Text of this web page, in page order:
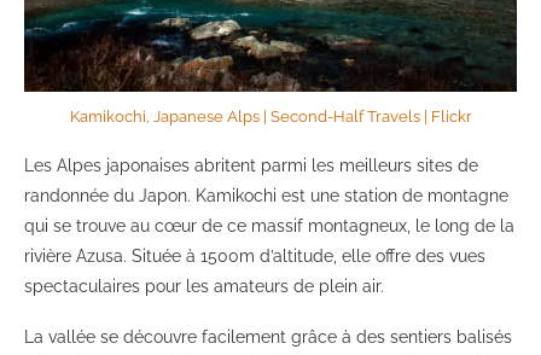
Kamikochi, Japanese Alps | Second-Half Travels | Flickr
Les Alpes japonaises abritent parmi les meilleurs sites de
randonnée du Japon. Kamikochi est une station de montagne
qui se trouve au cœur de ce massif montagneux, le long de la
rivière Azusa. Située à 1500m d’altitude, elle offre des vues
spectaculaires pour les amateurs de plein air.
La vallée se découvre facilement grâce à des sentiers balisés